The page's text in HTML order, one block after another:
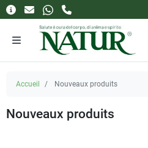
Accueil Nouveaux produits
Nouveaux produits